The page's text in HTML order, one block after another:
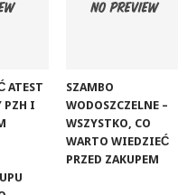
ATEST
PZH I
SZAMBO
WODOSZCZELNE –
WSZYSTKO, CO
WARTO WIEDZIEĆ
PRZED ZAKUPEM